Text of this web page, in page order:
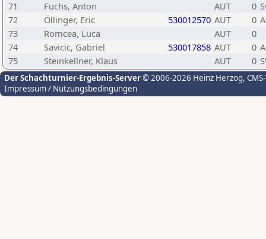
71 Fuchs, Anton AUT 0
72
Öllinger, Eric 530012570 AUT 0
73
Romcea, Luca AUT
0
74
Savicic, Gabriel 530017858 AUT 0
75
Steinkellner, Klaus AUT 0
Der Schachturnier-Ergebnis-Server© 2006-2026 Heinz Herzog,
Impressum / Nutzungsbedingungen